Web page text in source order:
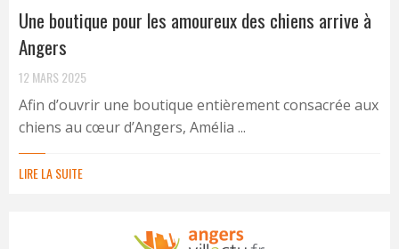
Une boutique pour les amoureux des chiens arrive à
Angers
12 MARS 2025
Afin d’ouvrir une boutique entièrement consacrée aux
chiens au cœur d’Angers, Amélia ...
LIRE LA SUITE